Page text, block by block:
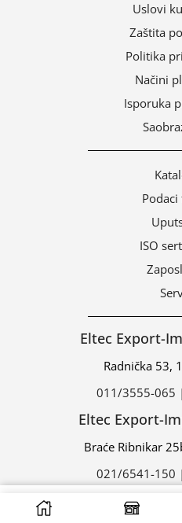
Uslovi
Zaštita
Politika
Načini
Isporuka
ISO
Eltec Export-
Radnička 53,
011/3555-065
Eltec Export-
Braće Ribnikar
021/6541-150